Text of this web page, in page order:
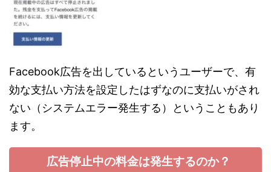
Facebook広告を出しているというユーザーで、有
効な支払い方法を設定したはずなのに支払いがされ
ない（システムエラー発生する）ということもあり
ます。
広告停止中の料金は発生するのか？